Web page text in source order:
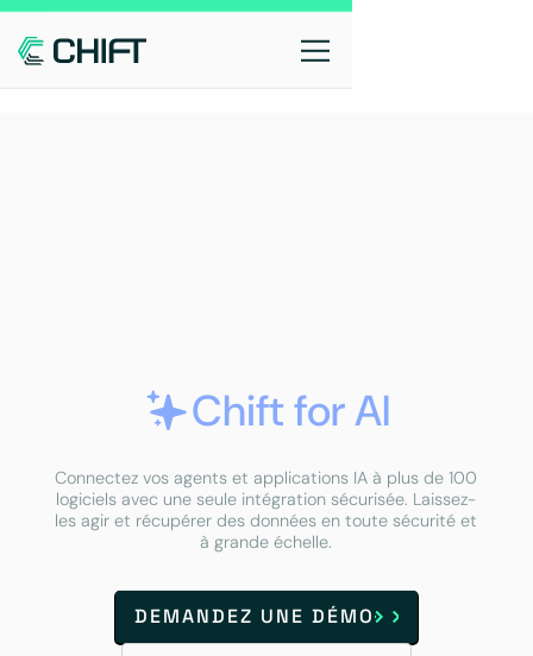
Chift for AI
Connectez vos agents et applications IA à plus de 100
logiciels avec une seule intégration sécurisée. Laissez-
les agir et récupérer des données en toute sécurité et
à grande échelle.
DEMANDEZ UNE DÉMO